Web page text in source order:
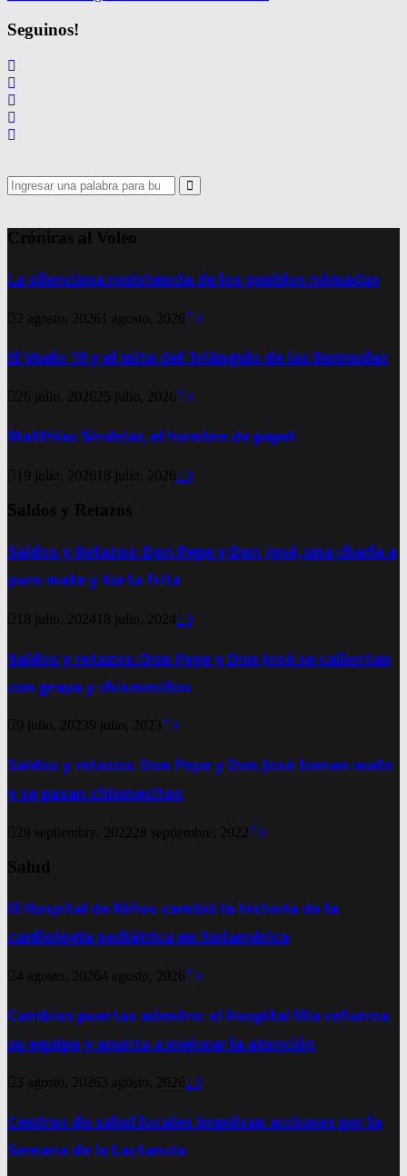
Seguinos!
Search
for:
Search
Crónicas al Voleo
La silenciosa resistencia de los pueblos nómadas
2 agosto, 2026 1 agosto, 2026 0
El Vuelo 19 y el mito del Triángulo de las Bermudas
26 julio, 2026 25 julio, 2026 0
Matthias Sindelar, el hombre de papel
19 julio, 2026 18 julio, 2026 0
Saldos y Retazos
Saldos y Retazos: Don Pepe y Don José, una charla a
puro mate y torta frita
18 julio, 2024 18 julio, 2024 0
Saldos y retazos: Don Pepe y Don José se calientan
con grapa y chismecitos
9 julio, 20239 julio, 2023 0
Saldos y retazos: Don Pepe y Don José toman mate
y se pasan chismecitos
28 septiembre, 2022 28 septiembre, 2022 0
Salud
El Hospital de Niños cambió la historia de la
cardiología pediátrica en Sudamérica
4 agosto, 20264 agosto, 2026 0
Cambios puertas adentro: el Hospital Illia refuerza
su equipo y apunta a mejorar la atención
3 agosto, 2026 3 agosto, 2026 0
Centros de salud locales impulsan acciones por la
Semana de la Lactancia